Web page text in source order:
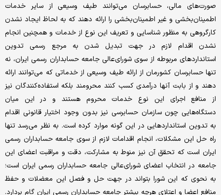
صورت‌های مالی، حسابرسان می‎‌توانند طیف وسیعی از سایر خدمات
اطمینان‌بخشی و غیر اطمینان‌بخشی را ارائه دهند که به لحاظ ایجاد نشدن
کارگروهی به منظور شناسایی و تعریف این نوع از خدمات و همچنین انجام
نشدن اقدام لازم در جهت تبدیل شدن به مرجع رسمی تدوین
استانداردهای مربوطه از سوی شورای‌عالی جامعه حسابداران رسمی ایران، نه
تنها حسابرسان کشورمان از ارائه طیف وسیعی از خدماتی که می‌توانند ارائه
دهند و از بابت آنها درآمدی کسب کنند محرومند بلکه استفاده‌کنندگان نیز
از منافع اجرای این نوع خدمات محروم هستند و در این میان
دستگاه‌هایی چون سازمان حسابرسی نیز بدون وجود اختیار قانونی اقدام
به تدوین استانداردهایی در این گونه موارد کرده ‌است. به نظر می‌رسد تنها
راه حل این مشکلات، انجام اقدامات لازم از سوی جامعه حسابداران رسمی
ایران است که تحقق آن نیز منوط به مشارکت، دقت و مراقبت اعضای این
جامعه در انتخاب اعضای شورای‌عالی جامعه حسابداران رسمی ایران است؛
به نحوی که این شورا بتواند در جهت حل و فصل این معضلات و حفظ
منافع اعضا و اعتلای هرچه بیشتر جامعه حسابداران رسمی ایران گام بردارد.